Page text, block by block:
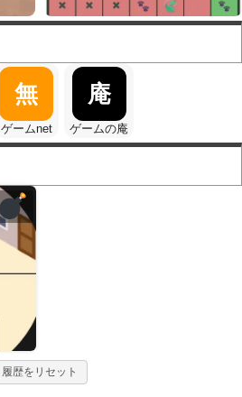
無
ゲームnet
庵
ゲームの庵
履歴をリセット